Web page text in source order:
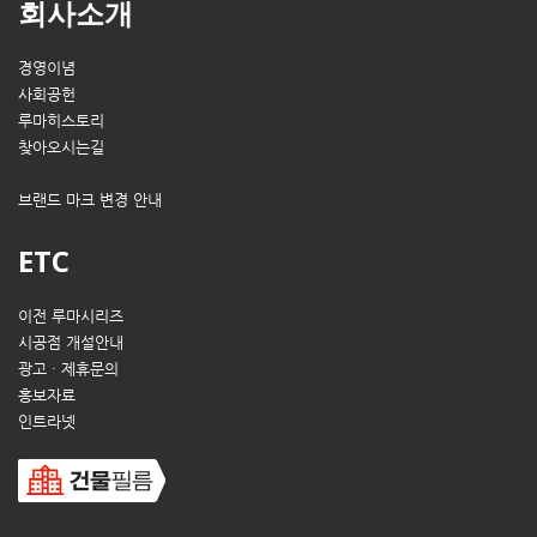
회사소개
경영이념
사회공헌
루마히스토리
찾아오시는길
브랜드 마크 변경 안내
ETC
이전 루마시리즈
시공점 개설안내
광고 · 제휴문의
홍보자료
인트라넷